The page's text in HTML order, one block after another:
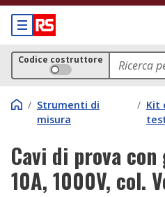
Codice costruttore
/ Strumenti di
misura
/ Kit
Cavi di prova con
10A, 1000V, col.